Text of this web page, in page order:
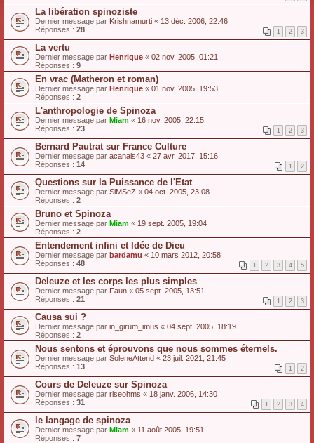
La libération spinoziste
Dernier message par Krishnamurti « 13 déc. 2006, 22:46
Réponses : 28 1 2 3
La vertu
Dernier message par Henrique « 02 nov. 2005, 01:21
Réponses : 9
En vrac (Matheron et roman)
Dernier message par Henrique « 01 nov. 2005, 19:53
Réponses : 2
L'anthropologie de Spinoza
Dernier message par Miam « 16 nov. 2005, 22:15
Réponses : 23 1 2 3
Bernard Pautrat sur France Culture
Dernier message par acanais43 « 27 avr. 2017, 15:16
Réponses : 14 1 2
Questions sur la Puissance de l'Etat
Dernier message par SiMSeZ « 04 oct. 2005, 23:08
Réponses : 2
Bruno et Spinoza
Dernier message par Miam « 19 sept. 2005, 19:04
Réponses : 2
Entendement infini et Idée de Dieu
Dernier message par bardamu « 10 mars 2012, 20:58
Réponses : 48 1 2 3 4 5
Deleuze et les corps les plus simples
Dernier message par Faun « 05 sept. 2005, 13:51
Réponses : 21 1 2 3
Causa sui ?
Dernier message par in_girum_imus « 04 sept. 2005, 18:19
Réponses : 2
Nous sentons et éprouvons que nous sommes éternels.
Dernier message par SoleneAttend « 23 juil. 2021, 21:45
Réponses : 13 1 2
Cours de Deleuze sur Spinoza
Dernier message par riseohms « 18 janv. 2006, 14:30
Réponses : 31 1 2 3 4
le langage de spinoza
Dernier message par Miam « 11 août 2005, 19:51
Réponses : 7